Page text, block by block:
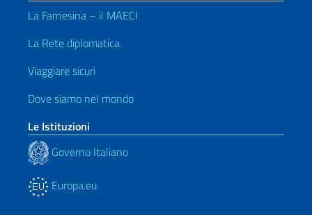
La Farnesina – il MAECI
La Rete diplomatica
Viaggiare sicuri
Dove siamo nel mondo
Le Istituzioni
Governo Italiano
Europa.eu